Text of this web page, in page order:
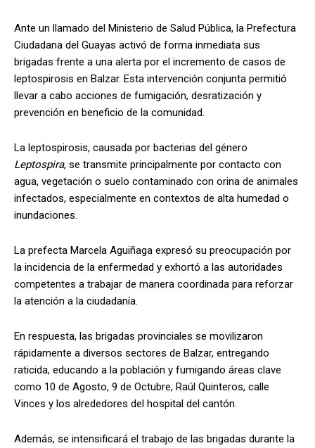
Ante un llamado del Ministerio de Salud Pública, la Prefectura
Ciudadana del Guayas activó de forma inmediata sus
brigadas frente a una alerta por el incremento de casos de
leptospirosis en Balzar. Esta intervención conjunta permitió
llevar a cabo acciones de fumigación, desratización y
prevención en beneficio de la comunidad.
La leptospirosis, causada por bacterias del género
Leptospira, se transmite principalmente por contacto con
agua, vegetación o suelo contaminado con orina de animales
infectados, especialmente en contextos de alta humedad o
inundaciones.
La prefecta Marcela Aguiñaga expresó su preocupación por
la incidencia de la enfermedad y exhortó a las autoridades
competentes a trabajar de manera coordinada para reforzar
la atención a la ciudadanía.
En respuesta, las brigadas provinciales se movilizaron
rápidamente a diversos sectores de Balzar, entregando
raticida, educando a la población y fumigando áreas clave
como 10 de Agosto, 9 de Octubre, Raúl Quinteros, calle
Vinces y los alrededores del hospital del cantón.
Además, se intensificará el trabajo de las brigadas durante la